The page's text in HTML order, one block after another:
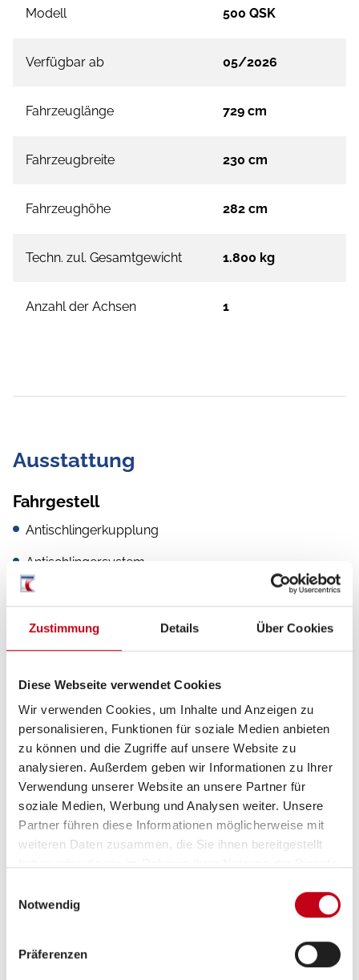
Zustimmung Details Über Cookies
Diese Webseite verwendet Cookies
Wir verwenden Cookies, um Inhalte und Anzeigen zu
personalisieren, Funktionen für soziale Medien anbieten
zu können und die Zugriffe auf unsere Website zu
analysieren. Außerdem geben wir Informationen zu Ihrer
Verwendung unserer Website an unsere Partner für
soziale Medien, Werbung und Analysen weiter. Unsere
Partner führen diese Informationen möglicherweise mit
weiteren Daten zusammen, die Sie ihnen bereitgestellt
Notwendig
Präferenzen
Modell 500 QSK
Verfügbar ab 05/2026
Fahrzeuglänge 729 cm
Fahrzeugbreite 230 cm
Fahrzeughöhe 282 cm
Techn. zul. Gesamtgewicht 1.800 kg
Anzahl der Achsen 1
Ausstattung
Fahrgestell
Antischlingerkupplung
Antischlingersystem
Grundrissbeschreibung
Doppel-/franz. Bett, ab 5 Schlafplätze